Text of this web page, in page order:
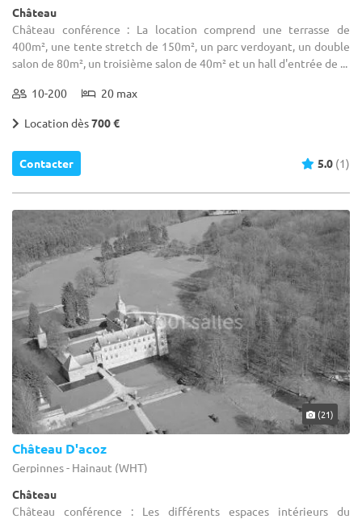
Château
Château conférence : La location comprend une terrasse de
400m², une tente stretch de 150m², un parc verdoyant, un double
salon de 80m², un troisième salon de 40m² et un hall d'entrée de ...
10-200 20 max
Location dès700 €
Contacter 5.0 (1)
(21)
Château D'acoz
Gerpinnes - Hainaut (WHT)
Château
Château conférence : Les différents espaces intérieurs du